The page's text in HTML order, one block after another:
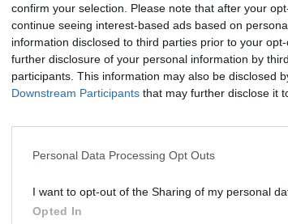
confirm your selection. Please note that after your
continue seeing interest-based ads based on
information disclosed to third parties prior to your
further disclosure of your personal information by
participants. This information may also be disclosed
Downstream Participants that may further disclose it
Personal Data Processing Opt Outs
I want to opt-out of the Sharing of my personal
Opted In
začíná tradičně v 16 hodin v jednacím sále
také online.